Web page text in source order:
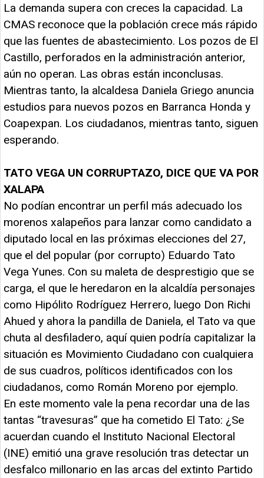
La demanda supera con creces la capacidad. La
CMAS reconoce que la población crece más rápido
que las fuentes de abastecimiento. Los pozos de El
Castillo, perforados en la administración anterior,
aún no operan. Las obras están inconclusas.
Mientras tanto, la alcaldesa Daniela Griego anuncia
estudios para nuevos pozos en Barranca Honda y
Coapexpan. Los ciudadanos, mientras tanto, siguen
esperando.
TATO VEGA UN CORRUPTAZO, DICE QUE VA POR
XALAPA
No podían encontrar un perfil más adecuado los
morenos xalapeños para lanzar como candidato a
diputado local en las próximas elecciones del 27,
que el del popular (por corrupto) Eduardo Tato
Vega Yunes. Con su maleta de desprestigio que se
carga, el que le heredaron en la alcaldía personajes
como Hipólito Rodríguez Herrero, luego Don Richi
Ahued y ahora la pandilla de Daniela, el Tato va que
chuta al desfiladero, aquí quien podría capitalizar la
situación es Movimiento Ciudadano con cualquiera
de sus cuadros, políticos identificados con los
ciudadanos, como Román Moreno por ejemplo.
En este momento vale la pena recordar una de las
tantas “travesuras” que ha cometido El Tato: ¿Se
acuerdan cuando el Instituto Nacional Electoral
(INE) emitió una grave resolución tras detectar un
desfalco millonario en las arcas del extinto Partido